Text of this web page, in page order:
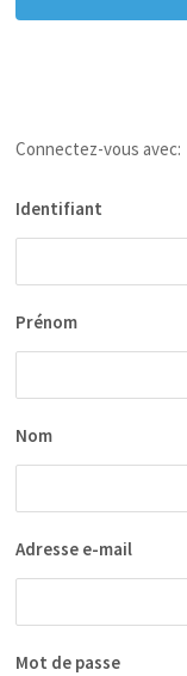
Connectez-vous avec:
Identifiant
Prénom
Nom
Adresse e-mail
Mot de passe